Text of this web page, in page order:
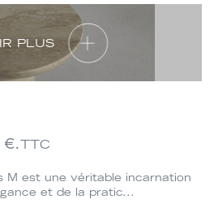
PLUS
€.TTC
M est une véritable incarnation
et de la pratic...